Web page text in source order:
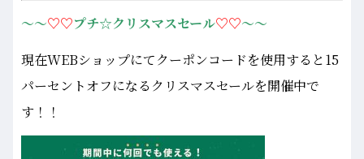
～～♡♡プチ☆クリスマスセール♡♡～～
現在WEBショップにてクーポンコードを使用すると15
パーセントオフになるクリスマスセールを開催中で
す！！